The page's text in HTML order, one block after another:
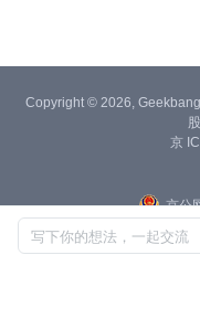
写下你的想法，一起交流
Copyright © 2026,
京
京公